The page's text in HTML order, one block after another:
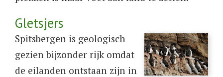
Gletsjers
Spitsbergen is geologisch
gezien bijzonder rijk omdat
de eilanden ontstaan zijn in